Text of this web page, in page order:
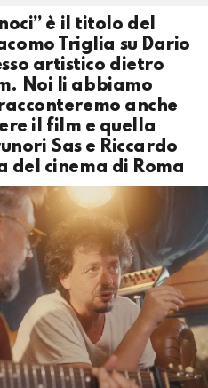
è il titolo del
Triglia su Dario
artistico dietro
Noi li abbiamo
anche
il film e quella
Sas e Riccardo
del cinema di Roma